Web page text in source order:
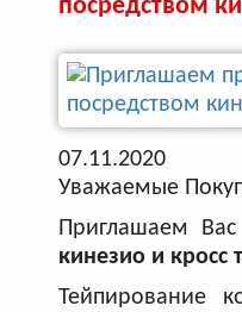
посредством
07.11.2020
Уважаемые
Приглашаем
кинезио и кросс
Тейпирование